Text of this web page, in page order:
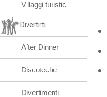
Villaggi turistici
Divertirti
After Dinner
Discoteche
Divertimenti